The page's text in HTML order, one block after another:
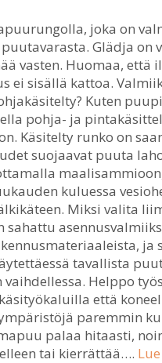
joka on
Glädja on
vasten. Huomaa,
ei sisällä kattoa.
Kuten
pohja- ja
Käsitelty runko on
suojaavat puuta
kuluessa
Miksi valita
ja
tavallista
Helppo
että
paremmin
palaa hitaasti,
tai kierrättää….